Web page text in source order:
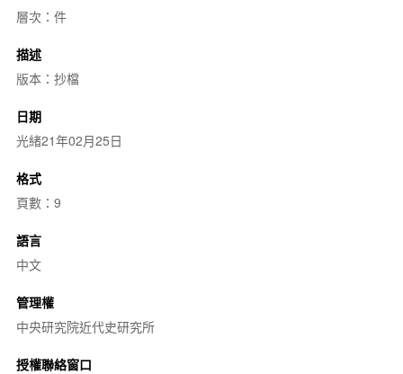
層次：件
描述
版本：抄檔
日期
光緒21年02月25日
格式
頁數：9
語言
中文
管理權
中央研究院近代史研究所
授權聯絡窗口